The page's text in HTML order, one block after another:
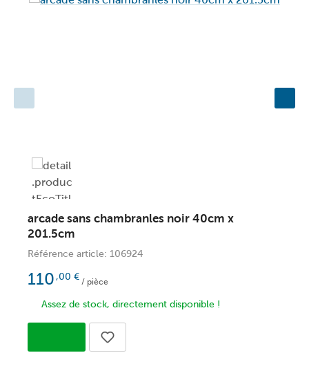
arcade sans chambranles noir 40cm x
201.5cm
Référence article: 106924
110 ,00 €
/ pièce
Assez de stock, directement disponible !